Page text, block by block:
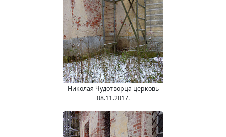
Николая Чудотворца церковь
08.11.2017.